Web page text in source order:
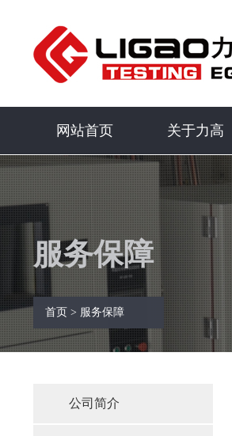
网站首页 关于力高
服务保障
首页 > 服务保障
公司简介